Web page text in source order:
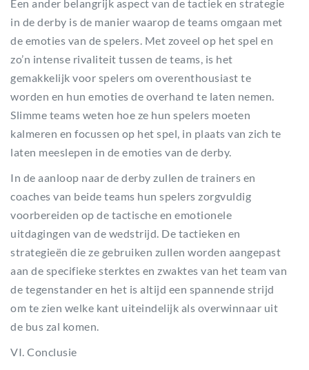
Een ander belangrijk aspect van de tactiek en strategie
in de derby is de manier waarop de teams omgaan met
de emoties van de spelers. Met zoveel op het spel en
zo’n intense rivaliteit tussen de teams, is het
gemakkelijk voor spelers om overenthousiast te
worden en hun emoties de overhand te laten nemen.
Slimme teams weten hoe ze hun spelers moeten
kalmeren en focussen op het spel, in plaats van zich te
laten meeslepen in de emoties van de derby.
In de aanloop naar de derby zullen de trainers en
coaches van beide teams hun spelers zorgvuldig
voorbereiden op de tactische en emotionele
uitdagingen van de wedstrijd. De tactieken en
strategieën die ze gebruiken zullen worden aangepast
aan de specifieke sterktes en zwaktes van het team van
de tegenstander en het is altijd een spannende strijd
om te zien welke kant uiteindelijk als overwinnaar uit
de bus zal komen.
VI. Conclusie